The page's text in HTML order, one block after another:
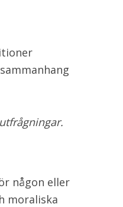
någon eller
moraliska